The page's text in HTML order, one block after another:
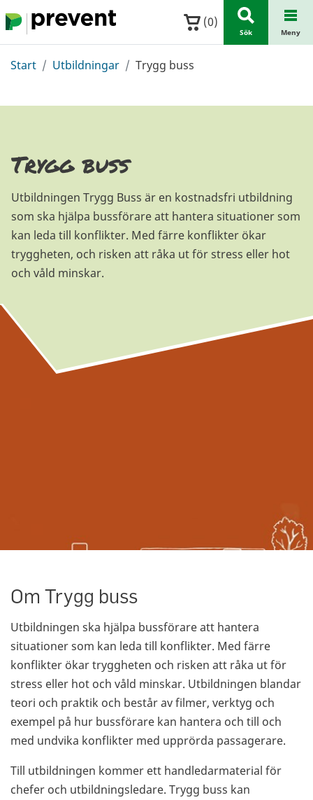
Hoppa till huvudinnehållet (0)
Sök Meny
Start Utbildningar Trygg buss
Trygg buss
Utbildningen Trygg Buss är en kostnadsfri utbildning
som ska hjälpa bussförare att hantera situationer som
kan leda till konflikter. Med färre konflikter ökar
tryggheten, och risken att råka ut för stress eller hot
och våld minskar.
Om Trygg buss
Utbildningen ska hjälpa bussförare att hantera
situationer som kan leda till konflikter. Med färre
konflikter ökar tryggheten och risken att råka ut för
stress eller hot och våld minskar. Utbildningen blandar
teori och praktik och består av filmer, verktyg och
exempel på hur bussförare kan hantera och till och
med undvika konflikter med upprörda passagerare.
Till utbildningen kommer ett handledarmaterial för
chefer och utbildningsledare. Trygg buss kan